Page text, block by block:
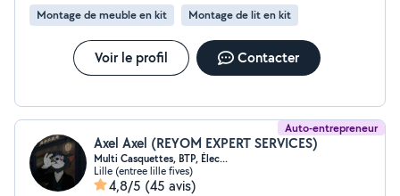
pour répondre à vos besoins.
Montage de meuble en kit Montage de lit en kit
Voir le profil Contacter
Auto-entrepreneur
Axel Axel (REYOM EXPERT SERVICES)
Multi Casquettes, BTP, Élec...
Lille (entree lille fives)
4,8/5 (45 avis)